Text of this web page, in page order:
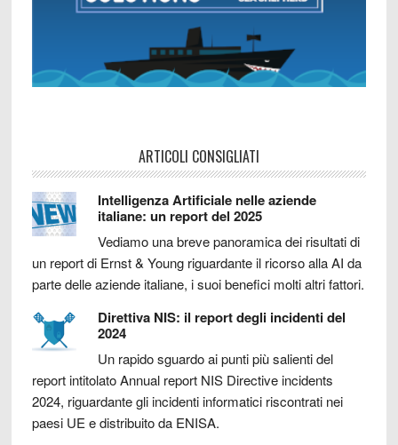
ARTICOLI CONSIGLIATI
Intelligenza Artificiale nelle aziende
italiane: un report del 2025
Vediamo una breve panoramica dei risultati di
un report di Ernst & Young riguardante il ricorso alla AI da
parte delle aziende italiane, i suoi benefici molti altri fattori.
Direttiva NIS: il report degli incidenti del
2024
Un rapido sguardo ai punti più salienti del
report intitolato Annual report NIS Directive incidents
2024, riguardante gli incidenti informatici riscontrati nei
paesi UE e distribuito da ENISA.